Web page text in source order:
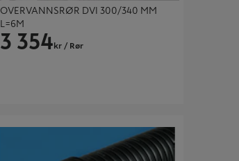
OVERVANNSRØR DVI 300/340 MM
L=6M
3 354 kr / Rør